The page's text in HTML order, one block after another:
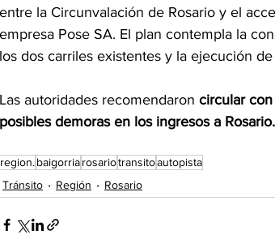
entre la Circunvalación de Rosario y el
empresa Pose SA. El plan contempla la
los dos carriles existentes y la ejecución
Las autoridades recomendaron circular
posibles demoras en los ingresos a Rosario.
region.baigorriarosariotransitoautopista
Tránsito
Región Rosario